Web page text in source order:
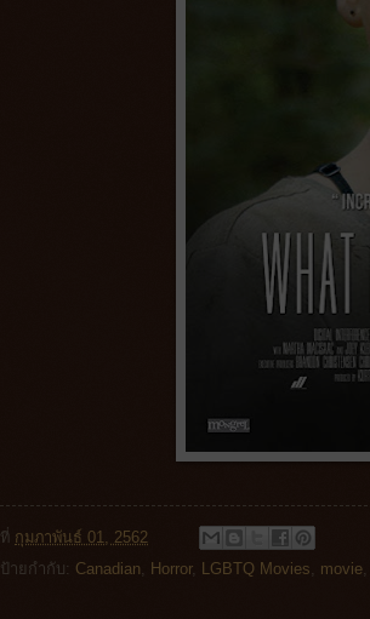
ที่ กุมภาพันธ์ 01, 2562
ป้ายกำกับ: Canadian, Horror, LGBTQ Movies, movie,